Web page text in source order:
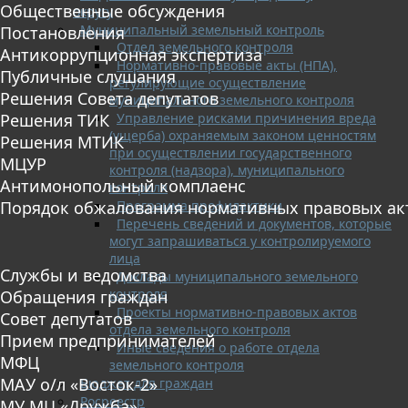
округу
Муниципальный земельный контроль
Отдел земельного контроля
Нормативно-правовые акты (НПА),
регулирующие осуществление
муниципального земельного контроля
Управление рисками причинения вреда
(ущерба) охраняемым законом ценностям
при осуществлении государственного
контроля (надзора), муниципального
контроля
Программа профилактики
Перечень сведений и документов, которые
могут запрашиваться у контролируемого
лица
Доклады муниципального земельного
контроля
Проекты нормативно-правовых актов
отдела земельного контроля
Иные сведения о работе отдела
земельного контроля
Бюджет для граждан
Росреестр
Общественные обсуждения
Постановления
Антикоррупционная экспертиза
Публичные слушания
Решения Совета депутатов
Решения ТИК
Решения МТИК
МЦУР
Антимонопольный комплаенс
Порядок обжалования нормативных правовых
Службы и ведомства
Обращения граждан
Совет депутатов
Прием предпринимателей
МФЦ
МАУ о/л «Восток-2»